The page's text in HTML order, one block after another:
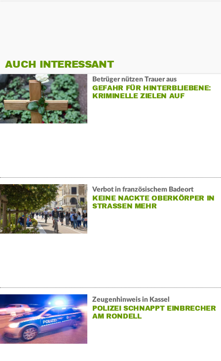
AUCH INTERESSANT
Betrüger nützen Trauer aus
GEFAHR FÜR HINTERBLIEBENE:
KRIMINELLE ZIELEN AUF
Verbot in französischem Badeort
KEINE NACKTE OBERKÖRPER IN
STRASSEN MEHR
Zeugenhinweis in Kassel
POLIZEI SCHNAPPT EINBRECHER
AM RONDELL